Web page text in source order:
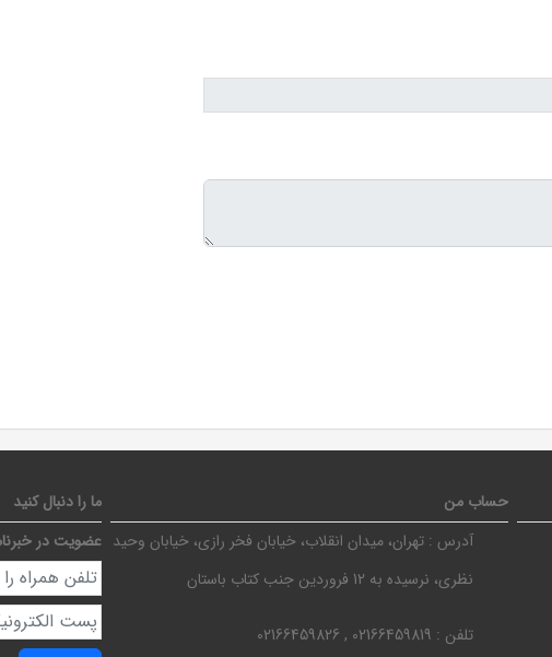
حساب من
آدرس : تهران، میدان انقلاب، خیابان فخر رازی، خیابان وحید
نظری، نرسیده به 12 فروردین جنب کتاب باستان
تلفن : 02166459819 , 02166459826
ما را دنبال کنید
عضویت در